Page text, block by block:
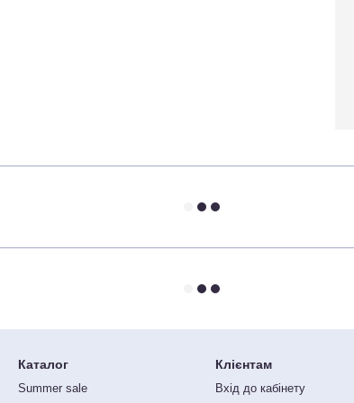
Каталог
Summer sale
Клієнтам
Вхід до кабінету